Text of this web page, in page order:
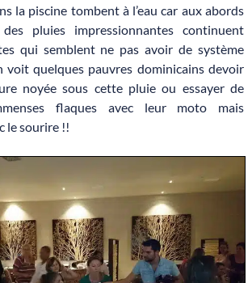
la piscine tombent à l’eau car aux abords
pluies impressionnantes continuent
qui semblent ne pas avoir de système
voit quelques pauvres dominicains devoir
noyée sous cette pluie ou essayer de
flaques avec leur moto mais
le sourire !!